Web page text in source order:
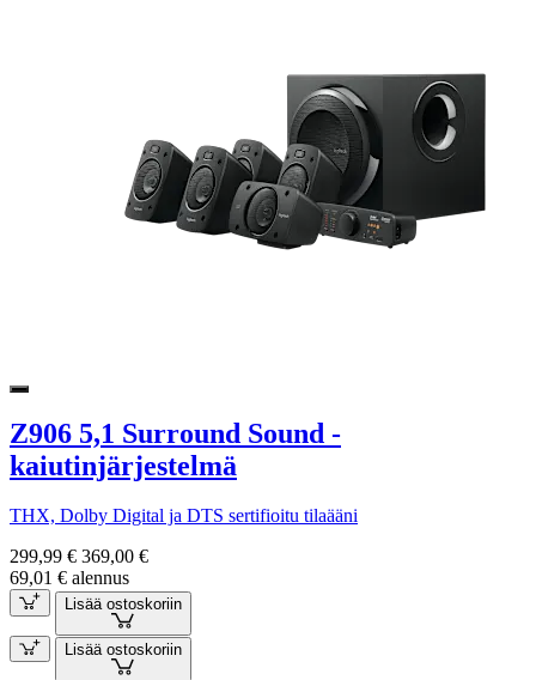
Z906 5,1 Surround Sound -
kaiutinjärjestelmä
THX, Dolby Digital ja DTS sertifioitu tilaääni
299,99 € 369,00 €
69,01 € alennus
Lisää ostoskoriin
Lisää ostoskoriin